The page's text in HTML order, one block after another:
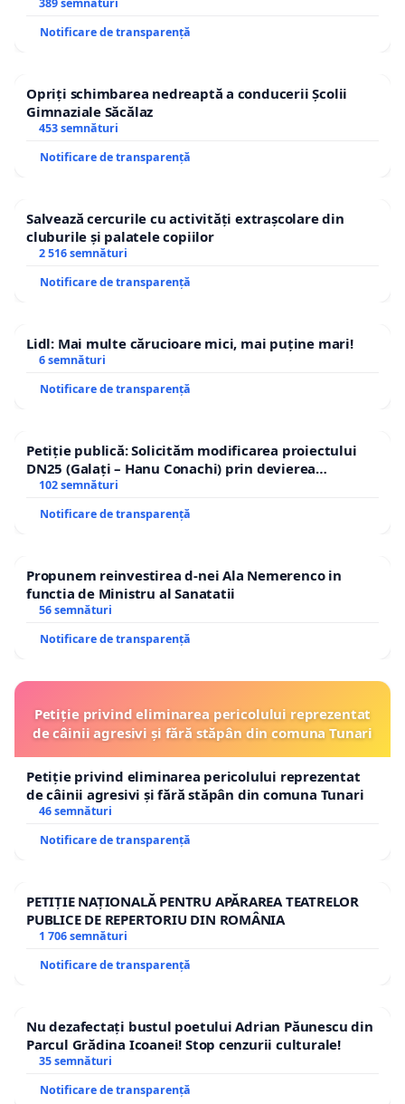
ROGOJAN
Notificare de transparență
Opriți schimbarea nedreaptă a conducerii Școlii
Gimnaziale Săcălaz
453 semnături
Notificare de transparență
Salvează cercurile cu activități extrașcolare din
cluburile și palatele copiilor
2 516 semnături
Notificare de transparență
Lidl: Mai multe cărucioare mici, mai puține mari!
6 semnături
Notificare de transparență
Petiție publică: Solicităm modificarea proiectului
DN25 (Galați – Hanu Conachi) prin devierea
traseului în afara localităților!
102 semnături
Notificare de transparență
Propunem reinvestirea d-nei Ala Nemerenco in
functia de Ministru al Sanatatii
56 semnături
Notificare de transparență
Petiție privind eliminarea pericolului reprezentat
de câinii agresivi și fără stăpân din comuna Tunari
Petiție privind eliminarea pericolului reprezentat
de câinii agresivi și fără stăpân din comuna Tunari
46 semnături
Notificare de transparență
PETIȚIE NAȚIONALĂ PENTRU APĂRAREA TEATRELOR
PUBLICE DE REPERTORIU DIN ROMÂNIA
1 706 semnături
Notificare de transparență
Nu dezafectați bustul poetului Adrian Păunescu din
Parcul Grădina Icoanei! Stop cenzurii culturale!
35 semnături
Notificare de transparență